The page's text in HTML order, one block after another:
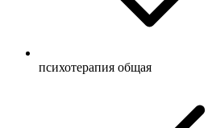
психотерапия общая